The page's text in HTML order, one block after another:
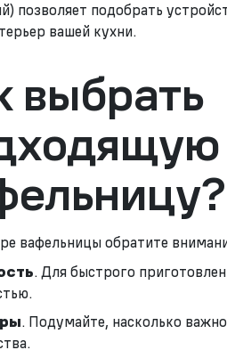
позволяет подобрать
вашей кухни.
выбрать
вафельницы обратите
. Для быстрого
. Подумайте, насколько